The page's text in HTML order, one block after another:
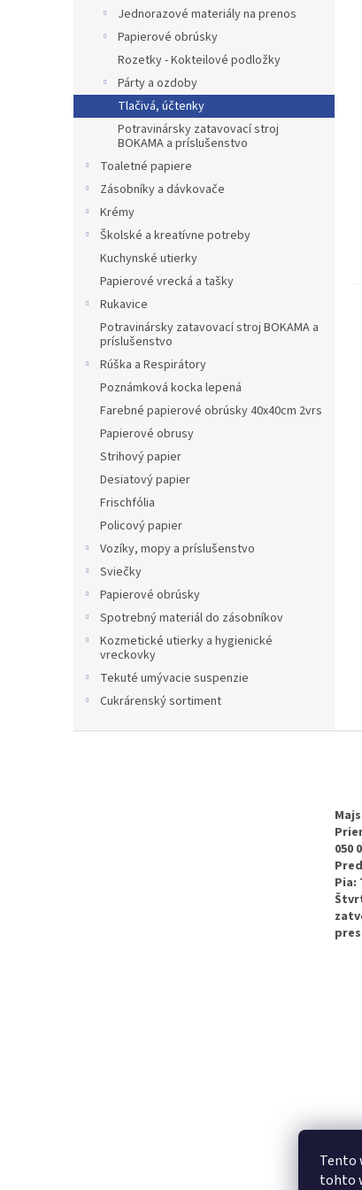
Tento
tohto
Jednorazové materiály na prenos
Papierové obrúsky
Rozetky - Kokteilové podložky
Párty a ozdoby
Tlačivá, účtenky
Potravinársky zatavovací stroj
BOKAMA a príslušenstvo
Toaletné papiere
Zásobníky a dávkovače
Krémy
Školské a kreatívne potreby
Kuchynské utierky
Papierové vrecká a tašky
Rukavice
Potravinársky zatavovací stroj BOKAMA a
príslušenstvo
Rúška a Respirátory
Poznámková kocka lepená
Farebné papierové obrúsky 40x40cm 2vrs
Papierové obrusy
Strihový papier
Desiatový papier
Frischfólia
Policový papier
Vozíky, mopy a príslušenstvo
Sviečky
Papierové obrúsky
Spotrebný materiál do zásobníkov
Kozmetické utierky a hygienické
vreckovky
Tekuté umývacie suspenzie
Cukrárenský sortiment
050
Pia: